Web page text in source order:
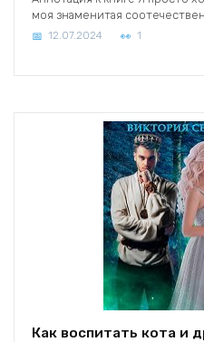
моя знаменитая
12.07.2024 1
Как воспитать кота и